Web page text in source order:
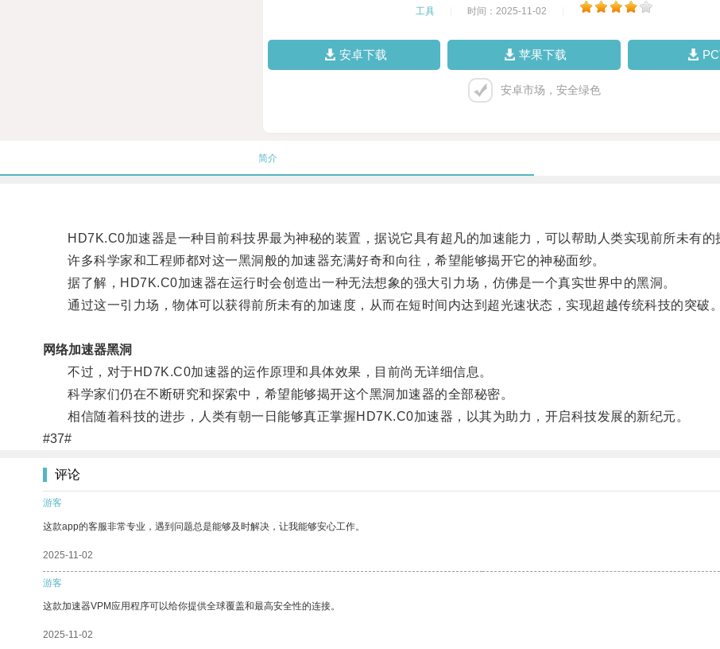
工具 时间：2025-11-02
安卓下载 苹果下载
安卓市场，安全绿色
简介
HD7K.C0加速器是一种目前科技界最为神秘的装置，据说它具有超凡的加速能力，可以帮助人类实现前所未有的
许多科学家和工程师都对这一黑洞般的加速器充满好奇和向往，希望能够揭开它的神秘面纱。
据了解，HD7K.C0加速器在运行时会创造出一种无法想象的强大引力场，仿佛是一个真实世界中的黑洞。
通过这一引力场，物体可以获得前所未有的加速度，从而在短时间内达到超光速状态，实现超越传统科技的突破。
网络加速器黑洞
不过，对于HD7K.C0加速器的运作原理和具体效果，目前尚无详细信息。
科学家们仍在不断研究和探索中，希望能够揭开这个黑洞加速器的全部秘密。
相信随着科技的进步，人类有朝一日能够真正掌握HD7K.C0加速器，以其为助力，开启科技发展的新纪元。
#37#
评论
游客
这款app的客服非常专业，遇到问题总是能够及时解决，让我能够安心工作。
2025-11-02
游客
这款加速器VPM应用程序可以给你提供全球覆盖和最高安全性的连接。
2025-11-02